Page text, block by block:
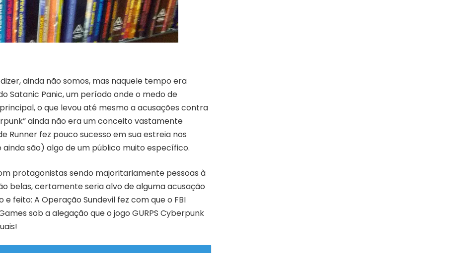
ainda não somos, mas naquele tempo era
Satanic Panic, um período onde o medo de
o que levou até mesmo a acusações contra
ainda não era um conceito vastamente
Runner fez pouco sucesso em sua estreia nos
são) algo de um público muito específico.
protagonistas sendo majoritariamente pessoas à
belas, certamente seria alvo de alguma acusação
feito: A Operação Sundevil fez com que o FBI
sob a alegação que o jogo GURPS Cyberpunk